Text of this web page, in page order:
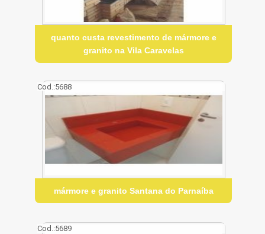
quanto custa revestimento de mármore e
granito na Vila Caravelas
Cod.:5688
mármore e granito Santana do Parnaíba
Cod.:5689